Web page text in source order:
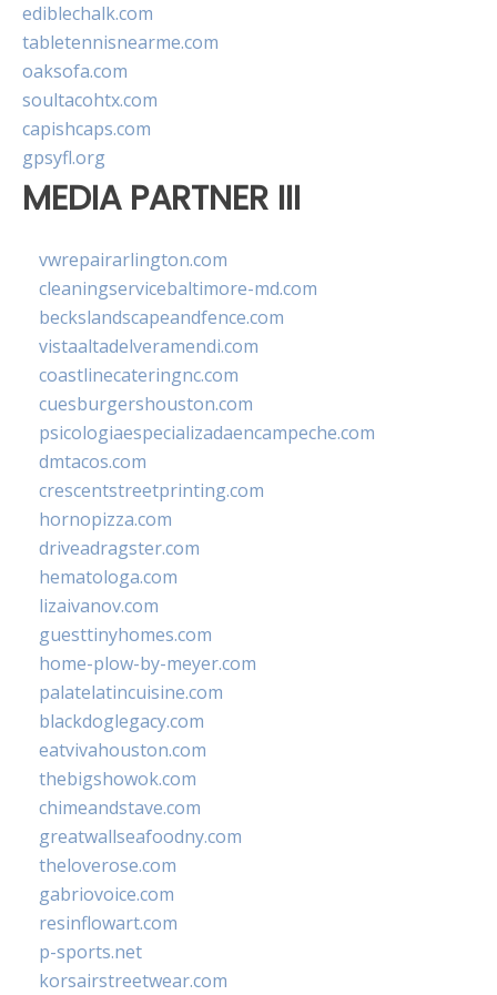
ediblechalk.com
tabletennisnearme.com
oaksofa.com
soultacohtx.com
capishcaps.com
gpsyfl.org
MEDIA PARTNER III
vwrepairarlington.com
cleaningservicebaltimore-md.com
beckslandscapeandfence.com
vistaaltadelveramendi.com
coastlinecateringnc.com
cuesburgershouston.com
psicologiaespecializadaencampeche.com
dmtacos.com
crescentstreetprinting.com
hornopizza.com
driveadragster.com
hematologa.com
lizaivanov.com
guesttinyhomes.com
home-plow-by-meyer.com
palatelatincuisine.com
blackdoglegacy.com
eatvivahouston.com
thebigshowok.com
chimeandstave.com
greatwallseafoodny.com
theloverose.com
gabriovoice.com
resinflowart.com
p-sports.net
korsairstreetwear.com